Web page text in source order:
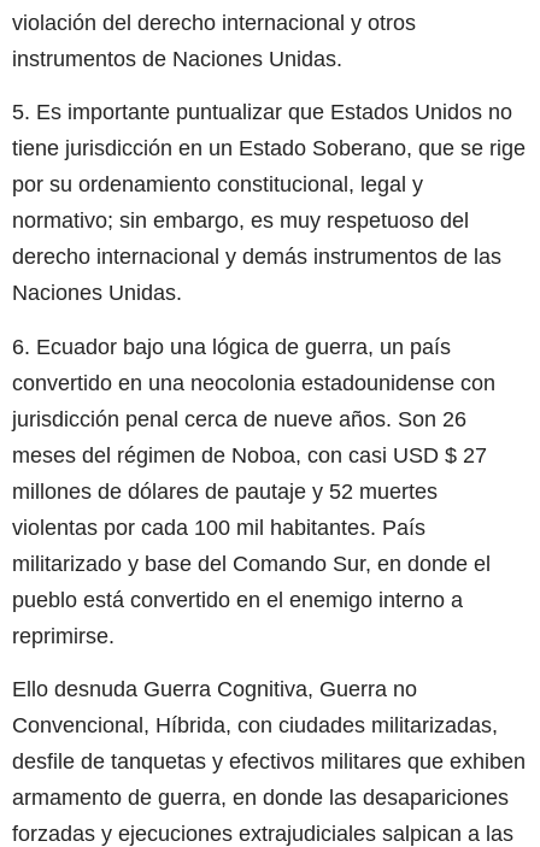
violación del derecho internacional y otros
instrumentos de Naciones Unidas.
5. Es importante puntualizar que Estados Unidos no
tiene jurisdicción en un Estado Soberano, que se rige
por su ordenamiento constitucional, legal y
normativo; sin embargo, es muy respetuoso del
derecho internacional y demás instrumentos de las
Naciones Unidas.
6. Ecuador bajo una lógica de guerra, un país
convertido en una neocolonia estadounidense con
jurisdicción penal cerca de nueve años. Son 26
meses del régimen de Noboa, con casi USD $ 27
millones de dólares de pautaje y 52 muertes
violentas por cada 100 mil habitantes. País
militarizado y base del Comando Sur, en donde el
pueblo está convertido en el enemigo interno a
reprimirse.
Ello desnuda Guerra Cognitiva, Guerra no
Convencional, Híbrida, con ciudades militarizadas,
desfile de tanquetas y efectivos militares que exhiben
armamento de guerra, en donde las desapariciones
forzadas y ejecuciones extrajudiciales salpican a las